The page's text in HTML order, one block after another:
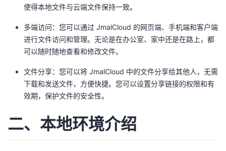
我
我
的
术
持
我
云
建
使得本地文件与云端文件保持一致。
多端访问：您可以通过 JmalCloud 的网页端、手机端和客户端
进行文件访问和管理。无论是在办公室、家中还是在路上，都
可以随时随地查看和修改文件。
文件分享：您可以将 JmalCloud 中的文件分享给其他人，无需
下载和发送文件，方便快捷。您可以设置分享链接的权限和有
效期，保护文件的安全性。
二、本地环境介绍